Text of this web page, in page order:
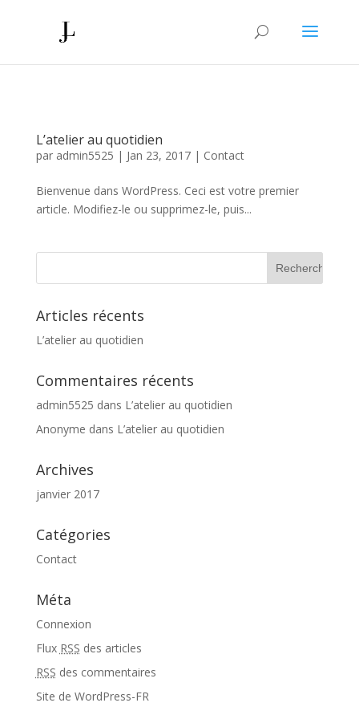
L’atelier au quotidien
par admin5525 | Jan 23, 2017| Contact
Bienvenue dans WordPress. Ceci est votre premier
article. Modifiez-le ou supprimez-le, puis...
Articles récents
L’atelier au quotidien
Commentaires récents
admin5525 dans L’atelier au quotidien
Anonyme dans L’atelier au quotidien
Archives
janvier 2017
Catégories
Contact
Méta
Connexion
Flux RSS des articles
RSS des commentaires
Site de WordPress-FR